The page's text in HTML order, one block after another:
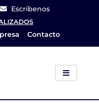
Escríbenos
Contacto